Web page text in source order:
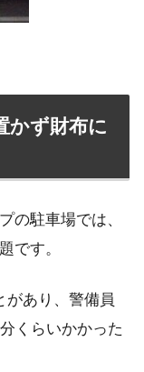
かず財布に
の駐車場では、
です。
があり、警備員
くらいかかった